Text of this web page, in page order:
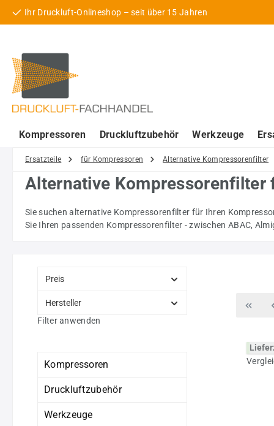
Hauptinhalt springen
Zur Suche springen
Zur Hauptnavigation springen
Ihr Druckluft-Onlineshop – seit über 15 Jahren
Kompressoren Druckluftzubehör Werkzeuge
Ersatzteile für Kompressoren Alternative Kompressorenfilter
Alternative Kompressorenfilter
Sie suchen alternative Kompressorenfilter für Ihren
Sie Ihren passenden Kompressorenfilter - zwischen ABAC,
Preis
Hersteller
Filter anwenden
Kompressoren
Druckluftzubehör
Werkzeuge